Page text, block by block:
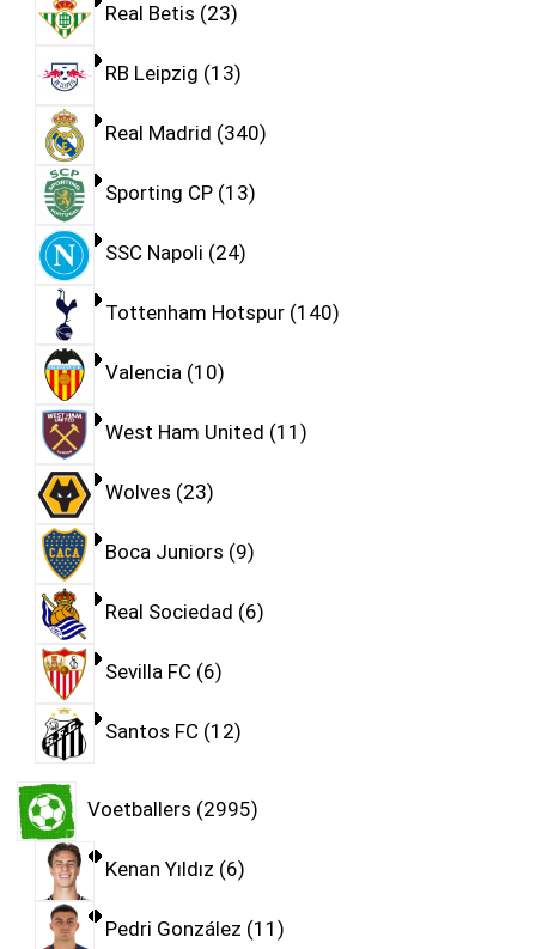
Real Betis 23
RB Leipzig 13
Real Madrid 340
Sporting CP 13
SSC Napoli 24
Tottenham Hotspur 140
Valencia 10
West Ham United 11
Wolves 23
Boca Juniors 9
Real Sociedad 6
Sevilla FC 6
Santos FC 12
Voetballers 2995
Kenan Yıldız 6
Pedri González 11